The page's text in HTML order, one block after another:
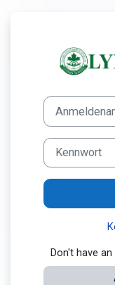
Kontoerstellung
Anmeldename
Kennwort
Don't have